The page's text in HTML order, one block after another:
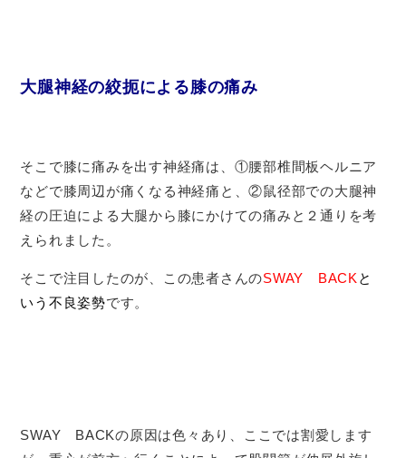
大腿神経の絞扼による膝の痛み
そこで膝に痛みを出す神経痛は、①腰部椎間板ヘルニア
などで膝周辺が痛くなる神経痛と、②鼠径部での大腿神
経の圧迫による大腿から膝にかけての痛みと２通りを考
えられました。
そこで注目したのが、この患者さんのSWAY BACK と
いう不良姿勢です。
SWAY BACKの原因は色々あり、ここでは割愛します